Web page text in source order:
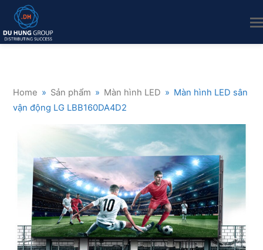
Home » Sản phẩm » Màn hình LED » Màn hình LED sân
vận động LG LBB160DA4D2